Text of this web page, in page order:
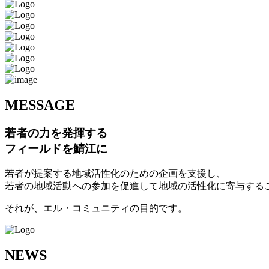
MESSAGE
若者の力を発揮する
フィールドを鯖江に
若者が提案する地域活性化のための企画を支援し、
若者の地域活動への参加を促進して地域の活性化に寄与する
それが、エル・コミュニティの目的です。
NEWS